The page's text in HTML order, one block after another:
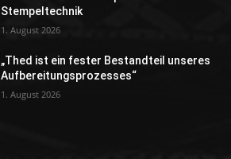
Stempeltechnik
1. August 2026
„Thed ist ein fester Bestandteil unseres
Aufbereitungsprozesses“
1. August 2026